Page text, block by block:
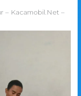
– Kacamobil.Net –